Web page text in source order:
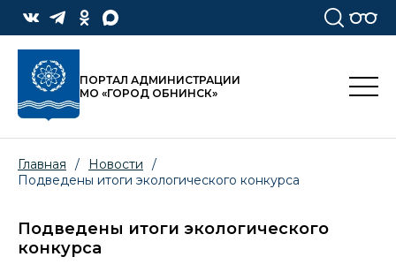
ПОРТАЛ АДМИНИСТРАЦИИ
МО «ГОРОД ОБНИНСК»
Главная / Новости
/
Подведены итоги экологического конкурса
Подведены итоги экологического
конкурса